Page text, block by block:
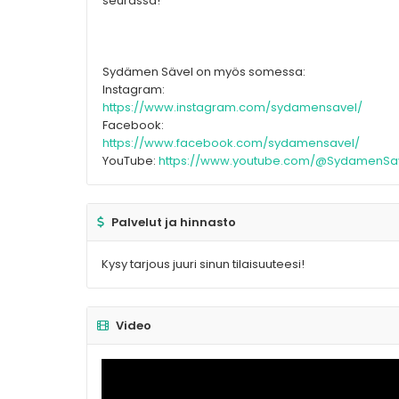
Sydämen Sävel on myös somessa:
Instagram:
https://www.instagram.com/sydamensavel/
Facebook:
https://www.facebook.com/sydamensavel/
YouTube: https://www.youtube.com/
Palvelut ja hinnasto
Kysy tarjous juuri sinun tilaisuuteesi!
Video